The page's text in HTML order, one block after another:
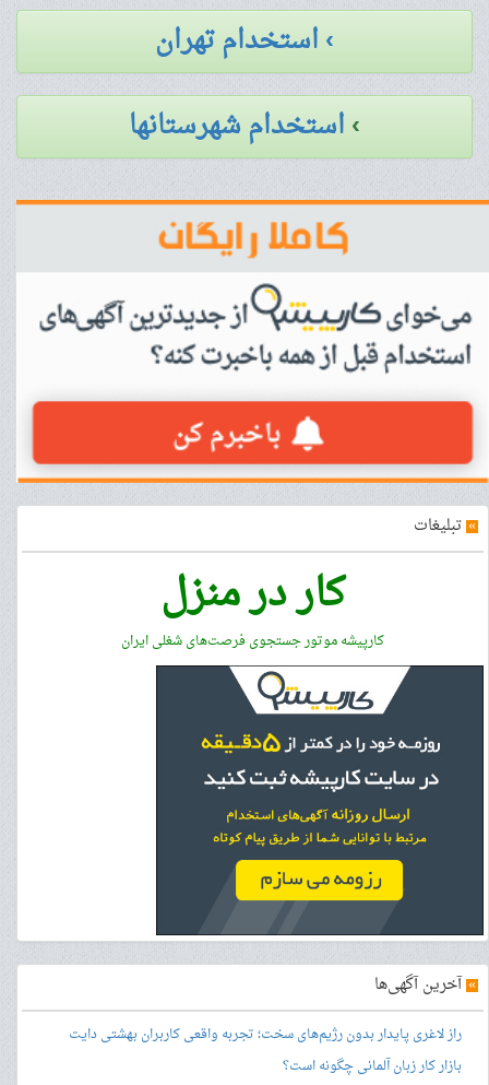
› استخدام تهران
›استخدام شهرستانها
» تبلیغات
کار در منزل
کارپیشه موتور جستجوی فرصت‌های شغلی ایران
»آخرین آگهی‌ها
راز لاغری پایدار بدون رژیم‌های سخت؛ تجربه واقعی کاربران بهشتی دایت
بازار کار زبان آلمانی چگونه است؟